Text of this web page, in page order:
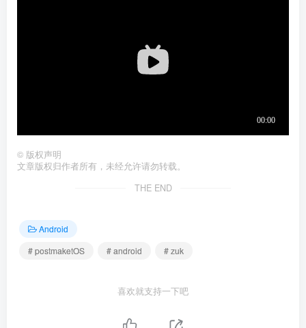
© 版权声明
文章版权归作者所有，未经允许请勿转载。
THE END
Android
# postmaketOS
# android # zuk
喜欢就支持一下吧